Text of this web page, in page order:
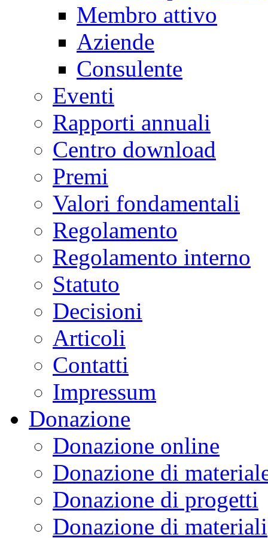
Membro attivo
Aziende
Consulente
Eventi
Rapporti annuali
Centro download
Premi
Valori fondamentali
Regolamento
Regolamento interno
Statuto
Decisioni
Articoli
Contatti
Impressum
Donazione
Donazione online
Donazione di
Donazione di progetti
Donazione di materiali